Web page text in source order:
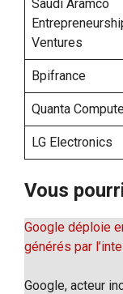
Saudi Aramco
Ventures
Bpifrance
Quanta
LG Electronics
Vous
Google déploie
générés par
Google, acteur